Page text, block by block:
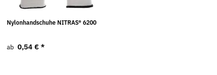
Nylonhandschuhe NITRAS® 6200
ab 0,54 € *